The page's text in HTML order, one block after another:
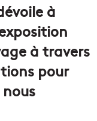
à
à travers
pour